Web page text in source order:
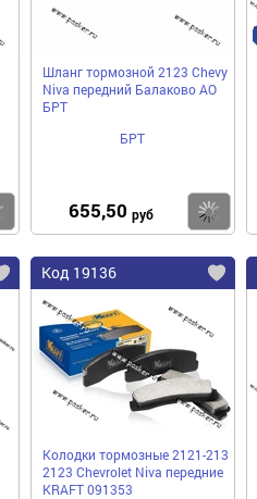
Купить
Шланг тормозной 2123 Chevy
Niva передний Балаково АО
БРТ
БРТ
655,50 руб
Код 19136
Колодки тормозные 2121-213
2123 Chevrolet Niva передние
KRAFT 091353